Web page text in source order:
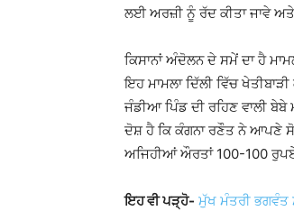
ਲਈ ਅਰਜ਼ੀ ਨੂੰ ਰੱਦ ਕੀਤਾ ਜਾਵੇ ਅਤੇ
ਕਿਸਾਨਾਂ ਅੰਦੋਲਨ ਦੇ ਸਮੇਂ ਦਾ ਹੈ
ਇਹ ਮਾਮਲਾ ਦਿੱਲੀ ਵਿੱਚ
ਜੰਡੀਆ ਪਿੰਡ ਦੀ ਰਹਿਣ ਵਾਲੀ ਬੇਬੇ
ਦੋਸ਼ ਹੈ ਕਿ ਕੰਗਨਾ ਰਣੌਤ ਨੇ ਆਪਣੇ
ਅਜਿਹੀਆਂ ਔਰਤਾਂ 100-100
ਇਹ ਵੀ ਪੜ੍ਹੋ- ਮੁੱਖ ਮੰਤਰੀ ਭਗਵੰਤ